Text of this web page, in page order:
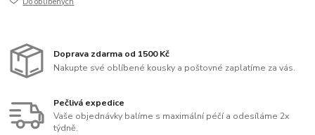
Doprava zdarma od 1500 Kč
Nakupte své oblíbené kousky a poštovné zaplatíme za vás.
Pečlivá expedice
Vaše objednávky balíme s maximální péčí a odesíláme 2x
týdně.